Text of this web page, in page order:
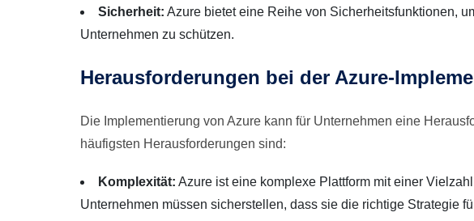
Sicherheit: Azure bietet eine Reihe von Sicherheitsfunktionen,
Unternehmen zu schützen.
Herausforderungen bei der Azure-
Die Implementierung von Azure kann für Unternehmen eine
häufigsten Herausforderungen sind:
Komplexität: Azure ist eine komplexe Plattform mit einer
Unternehmen müssen sicherstellen, dass sie die richtige Strategie